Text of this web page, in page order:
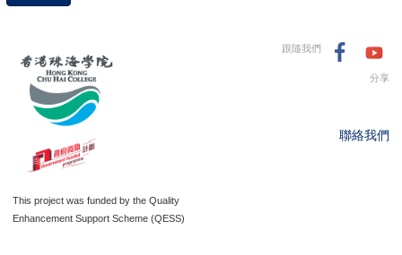
This project was funded by the Quality
Enhancement Support Scheme (QESS)
跟隨我們
分享
聯絡我們